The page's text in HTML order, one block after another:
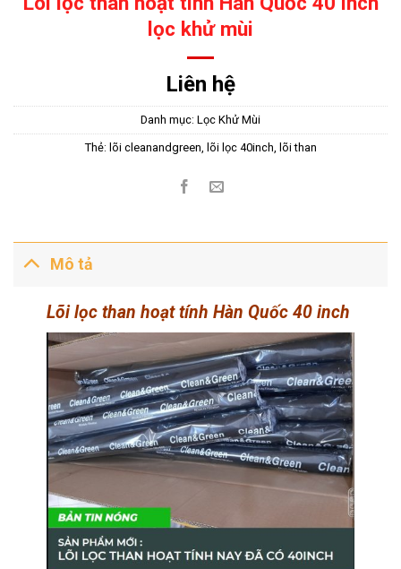
lọc khử mùi
Liên hệ
Danh mục: Lọc Khử Mùi
Thẻ: lõi cleanandgreen, lõi lọc 40inch, lõi than
Mô tả
Lõi lọc than hoạt tính Hàn Quốc 40 inch